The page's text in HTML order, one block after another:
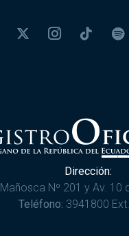
Dirección:
Mañosca Nº 201 y Av. 10
Teléfono: 3941800